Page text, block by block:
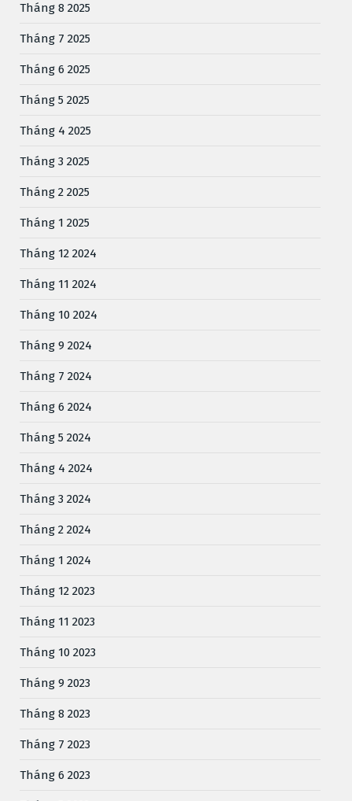
Tháng 8 2025
Tháng 7 2025
Tháng 6 2025
Tháng 5 2025
Tháng 4 2025
Tháng 3 2025
Tháng 2 2025
Tháng 1 2025
Tháng 12 2024
Tháng 11 2024
Tháng 10 2024
Tháng 9 2024
Tháng 7 2024
Tháng 6 2024
Tháng 5 2024
Tháng 4 2024
Tháng 3 2024
Tháng 2 2024
Tháng 1 2024
Tháng 12 2023
Tháng 11 2023
Tháng 10 2023
Tháng 9 2023
Tháng 8 2023
Tháng 7 2023
Tháng 6 2023